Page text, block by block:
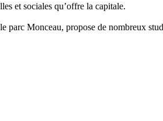
et sociales qu’offre la capitale.
parc Monceau, propose de nombreux